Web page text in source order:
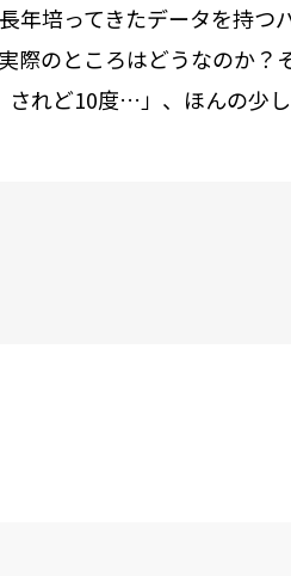
年培ってきたデータを持つ
際のところはどうなのか？
されど10度…」、ほんの少